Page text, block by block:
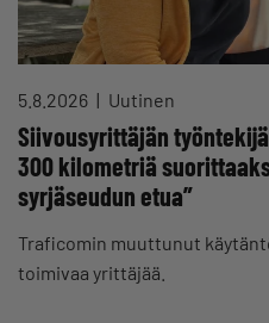
5.8.2026 Uutinen
Siivousyrittäjän
300 kilometriä
syrjäseudun etua”
Traficomin muuttunut
toimivaa yrittäjää.